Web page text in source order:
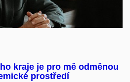
kraje je pro mě odměnou
prostředí